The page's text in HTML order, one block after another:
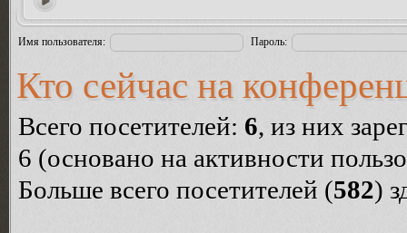
Имя пользователя: Пароль:
Кто сейчас на
Всего посетителей: 6, из них
6 (основано на активности
Больше всего посетителей (582)